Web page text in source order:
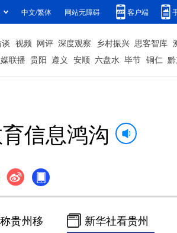
中文/繁体 网站无障碍 客户端
视频 网评 深度观察 乡村振兴 思客智库
联播 贵阳 遵义 安顺 六盘水 毕节 铜仁
信息鸿沟
贵州移
新华社看贵州